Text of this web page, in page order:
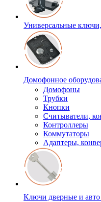
Универсальные
Домофонное
Домофоны
Трубки
Кнопки
Считыватели,
Контроллеры
Коммутаторы
Адаптеры,
Ключи дверные и авто